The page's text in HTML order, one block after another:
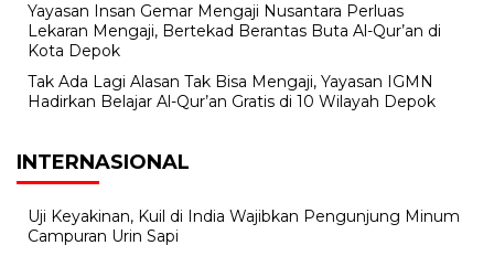
Yayasan Insan Gemar Mengaji Nusantara Perluas
Lekaran Mengaji, Bertekad Berantas Buta Al-Qur’an di
Kota Depok
Tak Ada Lagi Alasan Tak Bisa Mengaji, Yayasan IGMN
Hadirkan Belajar Al-Qur’an Gratis di 10 Wilayah Depok
INTERNASIONAL
Uji Keyakinan, Kuil di India Wajibkan Pengunjung Minum
Campuran Urin Sapi